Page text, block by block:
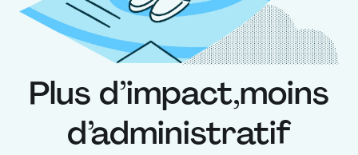
Plus d’impact,moins
d’administratif